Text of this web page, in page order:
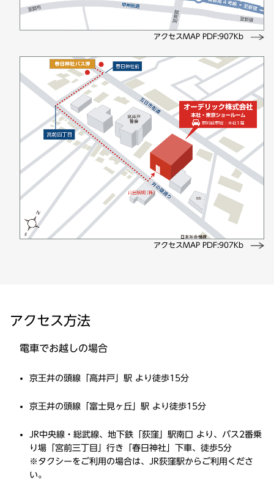
アクセスMAP PDF:907Kb
アクセスMAP PDF:907Kb
アクセス方法
電車でお越しの場合
京王井の頭線「高井戸」駅 より徒歩15分
京王井の頭線「富士見ヶ丘」駅 より徒歩15分
JR中央線・総武線、地下鉄「荻窪」駅南口 より、バス2番乗
り場「宮前三丁目」行き「春日神社」下車、徒歩5分
※タクシーをご利用の場合は、JR荻窪駅からご利用くださ
い。